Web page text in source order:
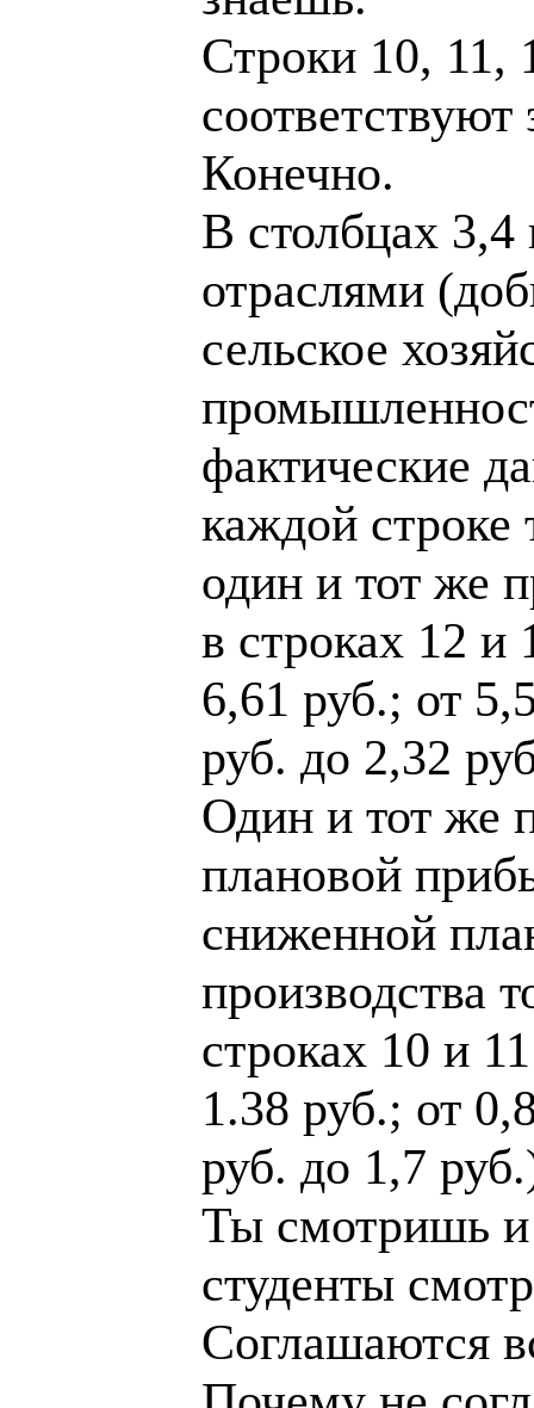
Строки 10, 11,
Конечно.
В столбцах
отраслями
сельское
фактические
каждой строке
один и тот же
в строках 12 и
6,61 руб.; от
руб. до 2,32
Один и тот же
плановой
сниженной
производства
строках 10 и
1.38 руб.; от
руб. до 1,7
Ты смотришь
студенты
Соглашаются